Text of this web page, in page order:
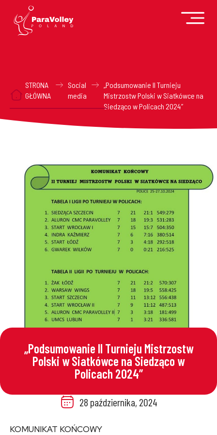
STRONA
GŁÓWNA
Social
media
„Podsumowanie II Turnieju
Mistrzostw Polski w Siatkówce na
Siedząco w Policach 2024”
„Podsumowanie II Turnieju Mistrzostw
Polski w Siatkówce na Siedząco w
Policach 2024”
28 października, 2024
KOMUNIKAT KOŃCOWY